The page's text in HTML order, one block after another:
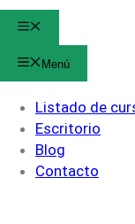
Menú
Listado de
Escritorio
Blog
Contacto